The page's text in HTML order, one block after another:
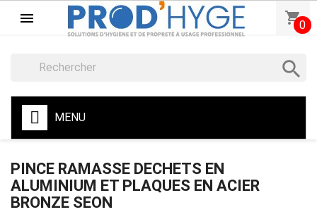
 shopping_cart0

MENU
PINCE RAMASSE DECHETS EN
ALUMINIUM ET PLAQUES EN ACIER
BRONZE SEON